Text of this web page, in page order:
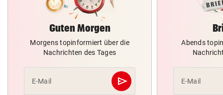
Guten Morgen
Morgens topinformiert über die
Nachrichten des Tages
E-Mail send
Abschicken
Abends
E-Mail